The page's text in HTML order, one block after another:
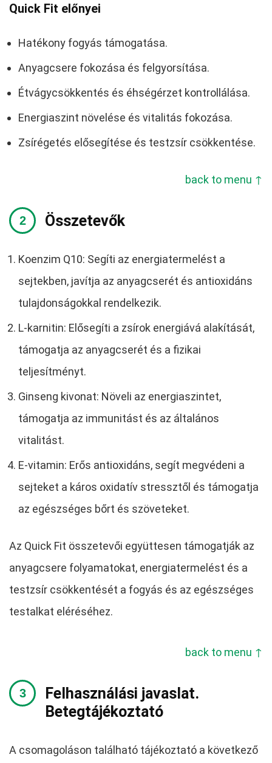
Quick Fit előnyei
Hatékony fogyás támogatása.
Anyagcsere fokozása és felgyorsítása.
Étvágycsökkentés és éhségérzet kontrollálása.
Energiaszint növelése és vitalitás fokozása.
Zsírégetés elősegítése és testzsír csökkentése.
back to menu ↑
Összetevők
Koenzim Q10: Segíti az energiatermelést a
sejtekben, javítja az anyagcserét és antioxidáns
tulajdonságokkal rendelkezik.
L-karnitin: Elősegíti a zsírok energiává alakítását,
támogatja az anyagcserét és a fizikai
teljesítményt.
Ginseng kivonat: Növeli az energiaszintet,
támogatja az immunitást és az általános
vitalitást.
E-vitamin: Erős antioxidáns, segít megvédeni a
sejteket a káros oxidatív stressztől és támogatja
az egészséges bőrt és szöveteket.
Az Quick Fit összetevői együttesen támogatják az
anyagcsere folyamatokat, energiatermelést és a
testzsír csökkentését a fogyás és az egészséges
testalkat eléréséhez.
back to menu ↑
Felhasználási javaslat.
Betegtájékoztató
A csomagoláson található tájékoztató a következő